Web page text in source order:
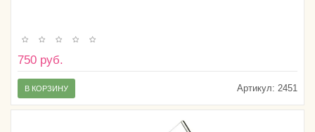
750 руб.
Артикул: 2451
В КОРЗИНУ